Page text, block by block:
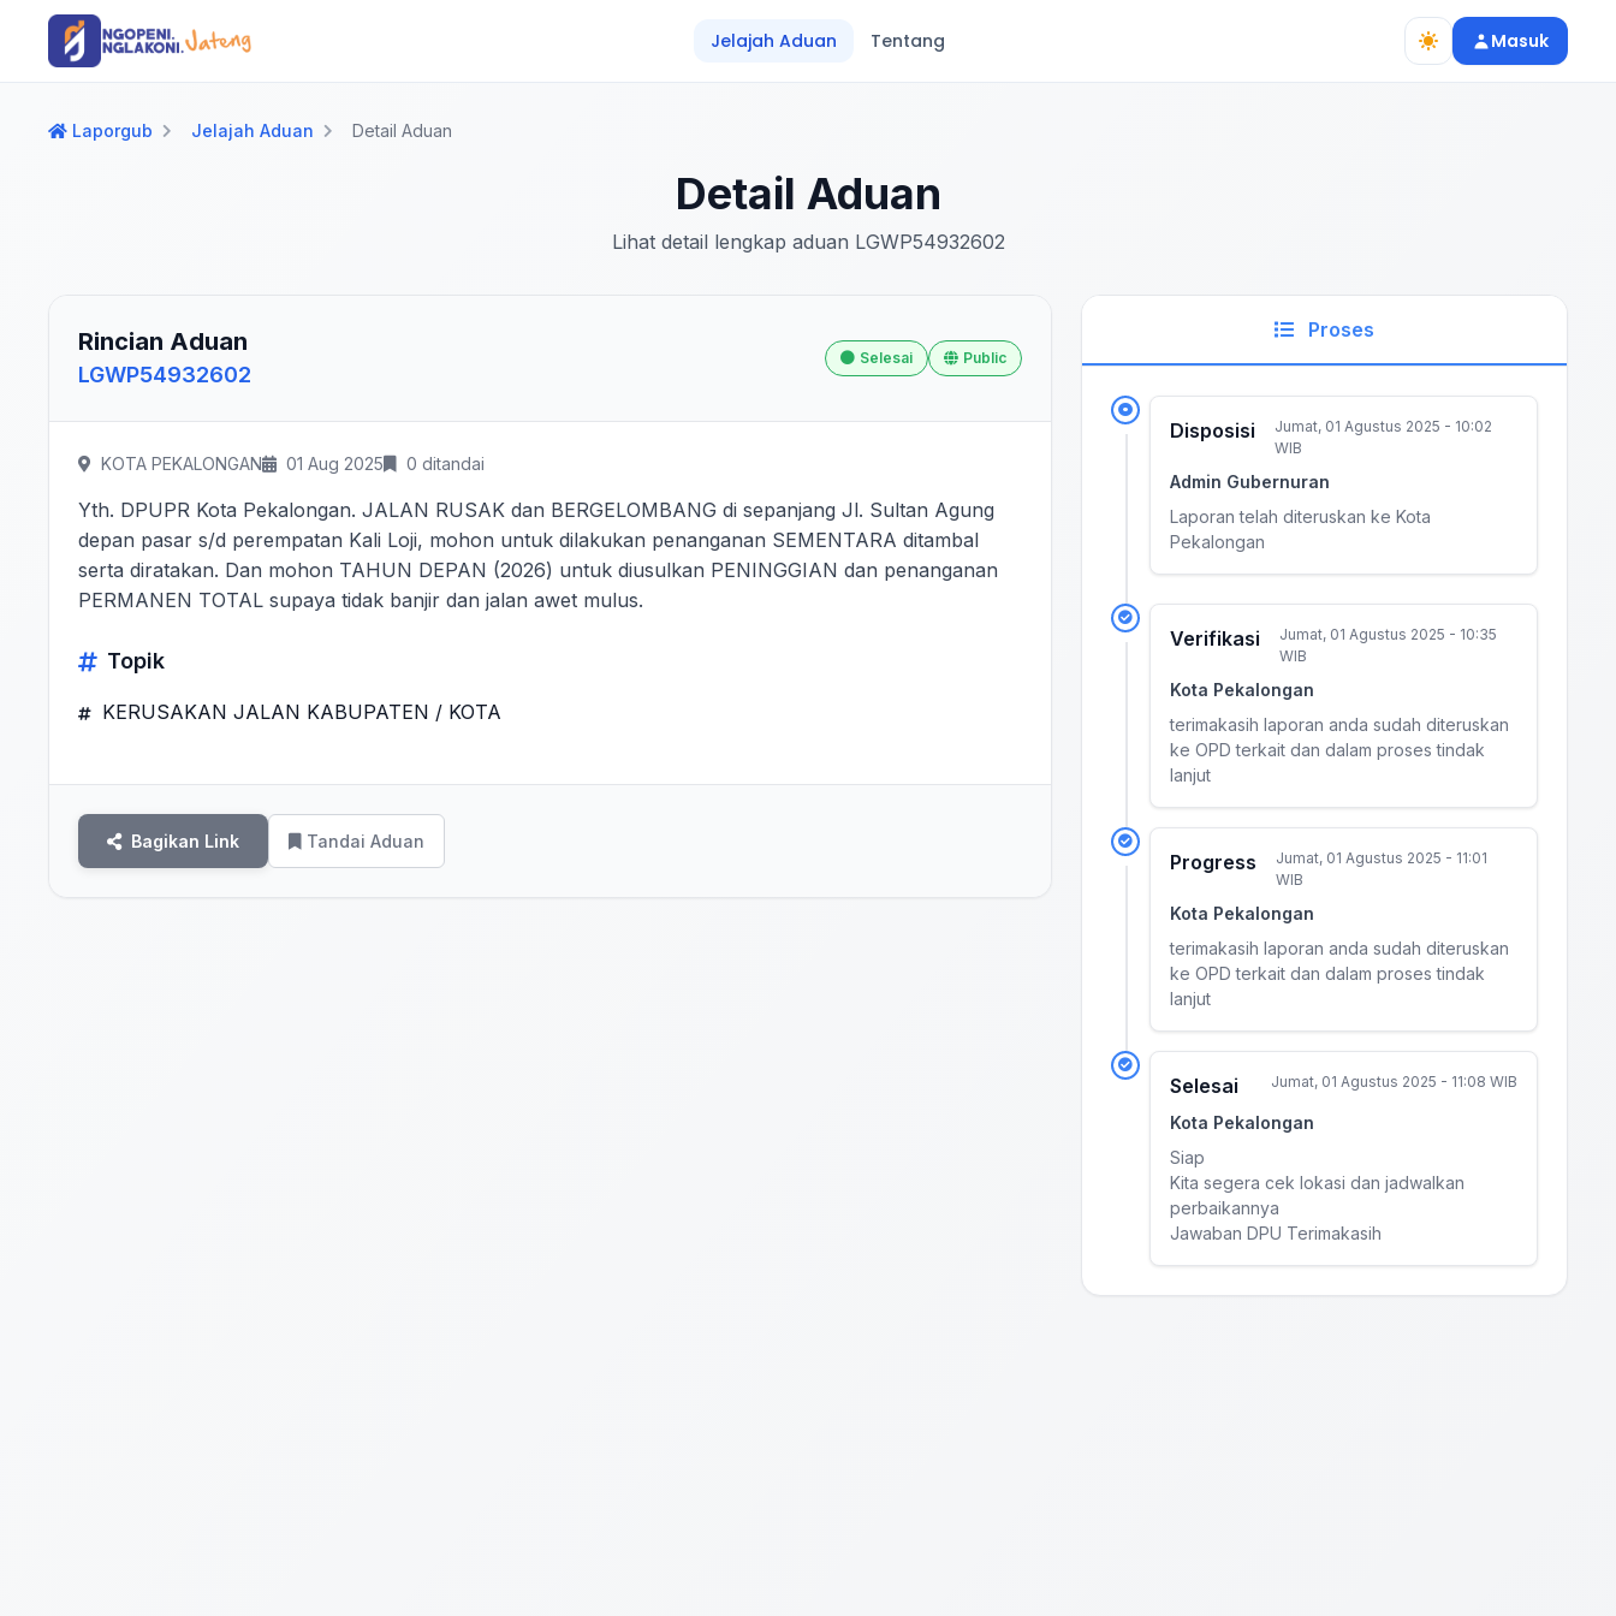
Langsung ke konten utama
Langsung ke navigasi
Jelajah Aduan
Tentang Masuk
Laporgub Jelajah Aduan Detail Aduan
Detail Aduan
Lihat detail lengkap aduan LGWP54932602
Rincian Aduan
LGWP54932602
Selesai Public
KOTA PEKALONGAN 01 Aug 2025 0 ditandai
Yth. DPUPR Kota Pekalongan. JALAN RUSAK dan BERGELOMBANG di sepanjang Jl. Sultan Agung
depan pasar s/d perempatan Kali Loji, mohon untuk dilakukan penanganan SEMENTARA ditambal
serta diratakan. Dan mohon TAHUN DEPAN (2026) untuk diusulkan PENINGGIAN dan penanganan
PERMANEN TOTAL supaya tidak banjir dan jalan awet mulus.
Topik
KERUSAKAN JALAN KABUPATEN / KOTA
Bagikan Link Tandai Aduan
Proses
Disposisi
Jumat, 01 Agustus 2025 - 10:02
WIB
Admin Gubernuran
Laporan telah diteruskan ke Kota
Pekalongan
Verifikasi
Jumat, 01 Agustus 2025 - 10:35
WIB
Kota Pekalongan
terimakasih laporan anda sudah diteruskan
ke OPD terkait dan dalam proses tindak
lanjut
Progress
Jumat, 01 Agustus 2025 - 11:01
WIB
Kota Pekalongan
terimakasih laporan anda sudah diteruskan
ke OPD terkait dan dalam proses tindak
lanjut
Selesai Jumat, 01 Agustus 2025 - 11:08 WIB
Kota Pekalongan
Siap
Kita segera cek lokasi dan jadwalkan
perbaikannya
Jawaban DPU Terimakasih